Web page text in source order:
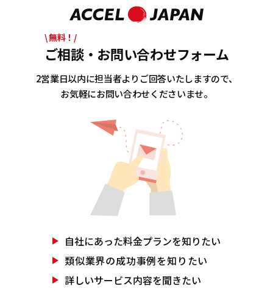
\ 無料！/
ご相談・お問い合わせフォーム
2営業日以内に担当者よりご回答いたしますので、
お気軽にお問い合わせくださいませ。
自社にあった料金プランを知りたい
類似業界の成功事例を知りたい
詳しいサービス内容を聞きたい